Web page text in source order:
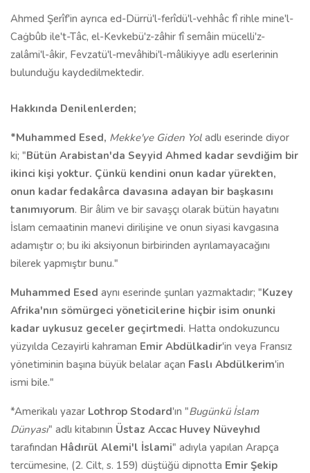
Ahmed Şerîf'in ayrıca ed-Dürrü'l-ferîdü'l-vehhâc fî rihle mine'l-
Caġbûb ile't-Tâc, el-Kevkebü'z-zâhir fî semâin mücelli'z-
zalâmi'l-âkir, Fevzatü'l-mevâhibi'l-mâlikiyye adlı eserlerinin
bulunduğu kaydedilmektedir.
Hakkında Denilenlerden;
*Muhammed Esed, Mekke'ye Giden Yol adlı eserinde diyor
ki; "Bütün Arabistan'da Seyyid Ahmed kadar sevdiğim bir
ikinci kişi yoktur. Çünkü kendini onun kadar yürekten,
onun kadar fedakârca davasına adayan bir başkasını
tanımıyorum. Bir âlim ve bir savaşçı olarak bütün hayatını
İslam cemaatinin manevi dirilişine ve onun siyasi kavgasına
adamıştır o; bu iki aksiyonun birbirinden ayrılamayacağını
bilerek yapmıştır bunu."
Muhammed Esed aynı eserinde şunları yazmaktadır; "Kuzey
Afrika'nın sömürgeci yöneticilerine hiçbir isim onunki
kadar uykusuz geceler geçirtmedi. Hatta ondokuzuncu
yüzyılda Cezayirli kahraman Emir Abdülkadir'in veya Fransız
yönetiminin başına büyük belalar açan Faslı Abdülkerim'in
ismi bile."
*Amerikalı yazar Lothrop Stodard'ın "Bugünkü İslam
Dünyası" adlı kitabının Üstaz Accac Huvey Nüveyhıd
tarafından Hâdırül Alemi'l İslami" adıyla yapılan Arapça
tercümesine, (2. Cilt, s. 159) düştüğü dipnotta Emir Şekip